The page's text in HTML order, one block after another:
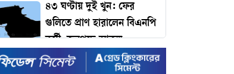
৪৩ ঘণ্টায় দুই খুন: ফের
গুলিতে প্রাণ হারালেন বিএনপি
কর্মী, জনপদে আতঙ্ক
ঢাকার যানজট কমাতে